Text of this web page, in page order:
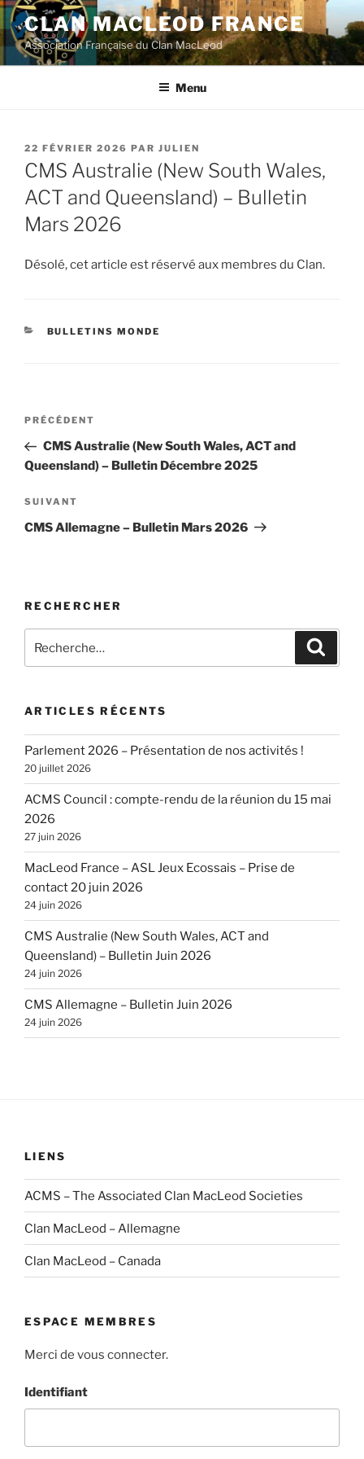
Aller
au
contenu
principal
CLAN MACLEOD FRANCE
Association Française du Clan MacLeod
Menu
PUBLIÉ
LE
22 FÉVRIER 2026 PAR JULIEN
CMS Australie (New South Wales,
ACT and Queensland) – Bulletin
Mars 2026
Désolé, cet article est réservé aux membres du Clan.
CATÉGORIES
BULLETINS MONDE
Navigation
l’article
Article
précédent
PRÉCÉDENT
CMS Australie (New South Wales, ACT and
Queensland) – Bulletin Décembre 2025
Article
suivant
SUIVANT
CMS Allemagne – Bulletin Mars 2026
RECHERCHER
pour
ARTICLES RÉCENTS
Parlement 2026 – Présentation de nos activités !
20 juillet 2026
ACMS Council : compte-rendu de la réunion du 15 mai
2026
27 juin 2026
MacLeod France – ASL Jeux Ecossais – Prise de
contact 20 juin 2026
24 juin 2026
CMS Australie (New South Wales, ACT and
Queensland) – Bulletin Juin 2026
24 juin 2026
CMS Allemagne – Bulletin Juin 2026
24 juin 2026
LIENS
ACMS – The Associated Clan MacLeod Societies
Clan MacLeod – Allemagne
Clan MacLeod – Canada
ESPACE MEMBRES
Merci de vous connecter.
Identifiant